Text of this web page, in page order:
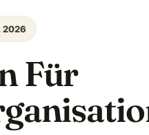
2026
Für